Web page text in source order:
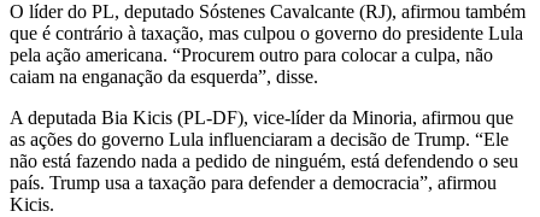
O líder do PL, deputado Sóstenes Cavalcante (RJ), afirmou também
que é contrário à taxação, mas culpou o governo do presidente Lula
pela ação americana. “Procurem outro para colocar a culpa, não
caiam na enganação da esquerda”, disse.
A deputada Bia Kicis (PL-DF), vice-líder da Minoria, afirmou que
as ações do governo Lula influenciaram a decisão de Trump. “Ele
não está fazendo nada a pedido de ninguém, está defendendo o seu
país. Trump usa a taxação para defender a democracia”, afirmou
Kicis.